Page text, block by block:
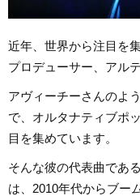
近年、世界から注目を
プロデューサー、アル
アヴィーチーさんのよ
で、オルタナティブポ
目を集めています。
そんな彼の代表曲であ
は、2010年代からブー